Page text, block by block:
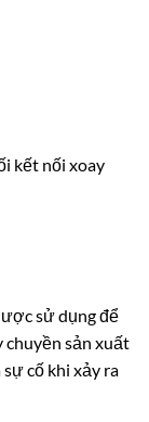
kết nối xoay
sử dụng để
chuyền sản xuất
sự cố khi xảy ra